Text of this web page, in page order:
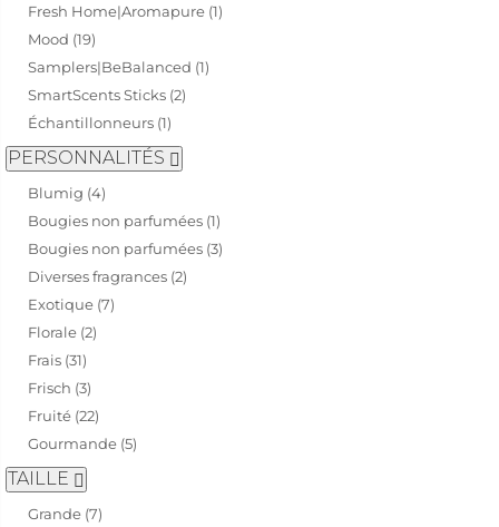
Fresh Home|Aromapure (1)
Mood (19)
Samplers|BeBalanced (1)
SmartScents Sticks (2)
Échantillonneurs (1)
PERSONNALITÉS
Blumig (4)
Bougies non parfumées (1)
Bougies non parfumées (3)
Diverses fragrances (2)
Exotique (7)
Florale (2)
Frais (31)
Frisch (3)
Fruité (22)
Gourmande (5)
TAILLE
Grande (7)